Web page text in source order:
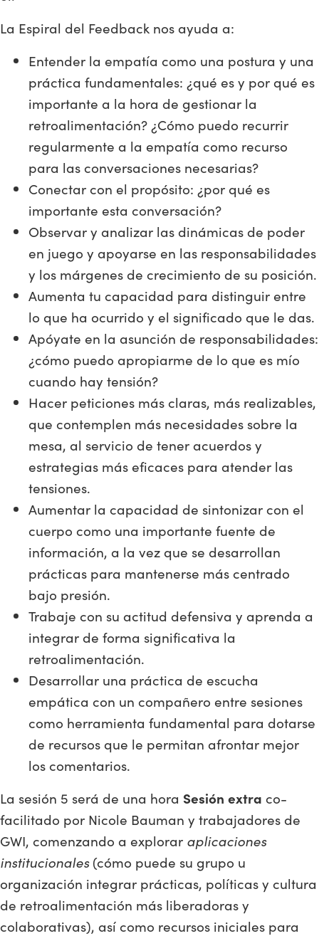
La Espiral del Feedback nos ayuda a:
Entender la empatía como una postura y una
práctica fundamentales: ¿qué es y por qué es
importante a la hora de gestionar la
retroalimentación? ¿Cómo puedo recurrir
regularmente a la empatía como recurso
para las conversaciones necesarias?
Conectar con el propósito: ¿por qué es
importante esta conversación?
Observar y analizar las dinámicas de poder
en juego y apoyarse en las responsabilidades
y los márgenes de crecimiento de su posición.
Aumenta tu capacidad para distinguir entre
lo que ha ocurrido y el significado que le das.
Apóyate en la asunción de responsabilidades:
¿cómo puedo apropiarme de lo que es mío
cuando hay tensión?
Hacer peticiones más claras, más realizables,
que contemplen más necesidades sobre la
mesa, al servicio de tener acuerdos y
estrategias más eficaces para atender las
tensiones.
Aumentar la capacidad de sintonizar con el
cuerpo como una importante fuente de
información, a la vez que se desarrollan
prácticas para mantenerse más centrado
bajo presión.
Trabaje con su actitud defensiva y aprenda a
integrar de forma significativa la
retroalimentación.
Desarrollar una práctica de escucha
empática con un compañero entre sesiones
como herramienta fundamental para dotarse
de recursos que le permitan afrontar mejor
los comentarios.
La sesión 5 será de una hora Sesión extra co-
facilitado por Nicole Bauman y trabajadores de
GWI, comenzando a explorar aplicaciones
institucionales(cómo puede su grupo u
organización integrar prácticas, políticas y cultura
de retroalimentación más liberadoras y
colaborativas), así como recursos iniciales para